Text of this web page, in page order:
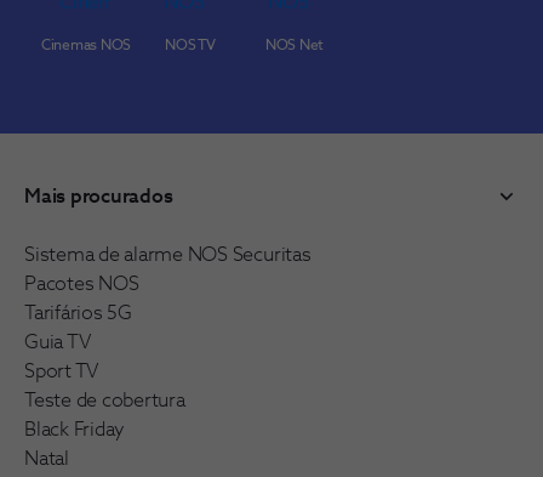
Cinemas NOS NOS TV NOS Net
Mais procurados
Sistema de alarme NOS Securitas
Pacotes NOS
Tarifários 5G
Guia TV
Sport TV
Teste de cobertura
Black Friday
Natal